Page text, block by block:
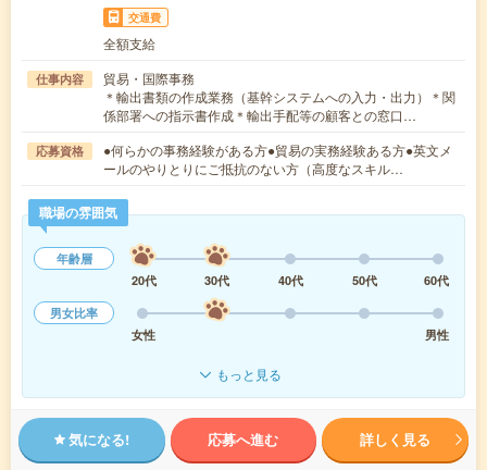
交通費
全額支給
仕事内容
貿易・国際事務
＊輸出書類の作成業務（基幹システムへの入力・出力）＊関
係部署への指示書作成＊輸出手配等の顧客との窓口…
応募資格
●何らかの事務経験がある方●貿易の実務経験ある方●英文メ
ールのやりとりにご抵抗のない方（高度なスキル…
職場の雰囲気
年齢層
20代
30代 40代 50代
60代
男女比率
女性
男性
もっと見る
気になる! 応募へ進む 詳しく見る